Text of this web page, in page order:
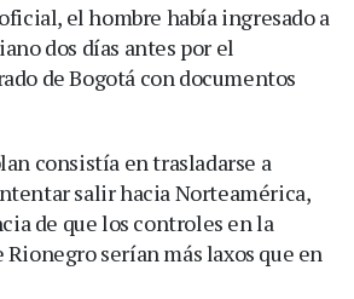
el hombre había ingresado a
dos días antes por el
de Bogotá con documentos
consistía en trasladarse a
salir hacia Norteamérica,
de que los controles en la
serían más laxos que en